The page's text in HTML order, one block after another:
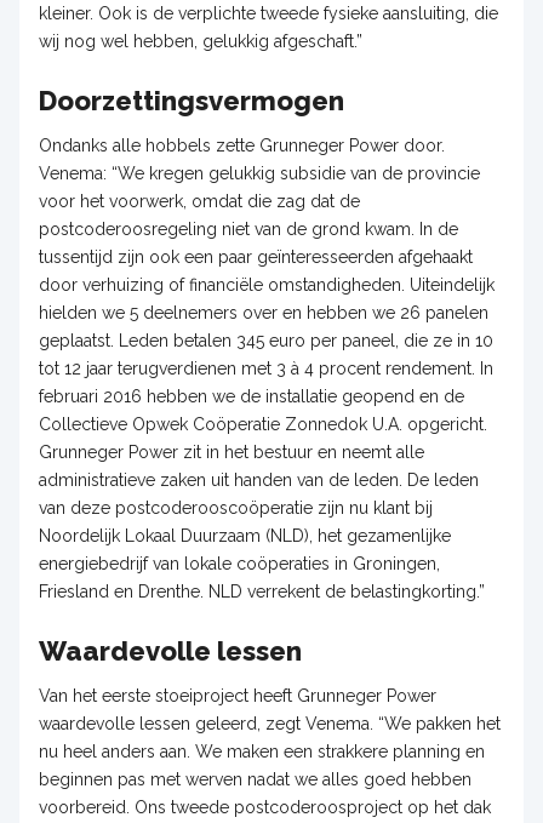
kleiner. Ook is de verplichte tweede fysieke aansluiting, die
wij nog wel hebben, gelukkig afgeschaft.”
Doorzettingsvermogen
Ondanks alle hobbels zette Grunneger Power door.
Venema: “We kregen gelukkig subsidie van de provincie
voor het voorwerk, omdat die zag dat de
postcoderoosregeling niet van de grond kwam. In de
tussentijd zijn ook een paar geïnteresseerden afgehaakt
door verhuizing of financiële omstandigheden. Uiteindelijk
hielden we 5 deelnemers over en hebben we 26 panelen
geplaatst. Leden betalen 345 euro per paneel, die ze in 10
tot 12 jaar terugverdienen met 3 à 4 procent rendement. In
februari 2016 hebben we de installatie geopend en de
Collectieve Opwek Coöperatie Zonnedok U.A. opgericht.
Grunneger Power zit in het bestuur en neemt alle
administratieve zaken uit handen van de leden. De leden
van deze postcoderooscoöperatie zijn nu klant bij
Noordelijk Lokaal Duurzaam (NLD), het gezamenlijke
energiebedrijf van lokale coöperaties in Groningen,
Friesland en Drenthe. NLD verrekent de belastingkorting.”
Waardevolle lessen
Van het eerste stoeiproject heeft Grunneger Power
waardevolle lessen geleerd, zegt Venema. “We pakken het
nu heel anders aan. We maken een strakkere planning en
beginnen pas met werven nadat we alles goed hebben
voorbereid. Ons tweede postcoderoosproject op het dak